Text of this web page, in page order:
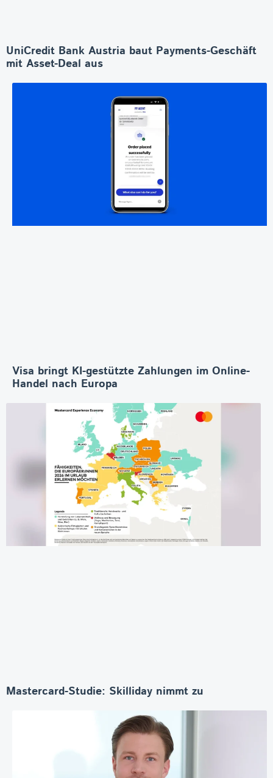
UniCredit Bank Austria baut Payments-Geschäft
mit Asset-Deal aus
Visa bringt KI-gestützte Zahlungen im Online-
Handel nach Europa
Mastercard-Studie: Skilliday nimmt zu